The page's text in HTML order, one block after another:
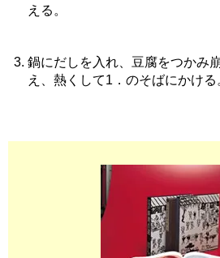
える。
鍋にだしを入れ、豆腐をつかみ
え、熱くして1．のそばにかける